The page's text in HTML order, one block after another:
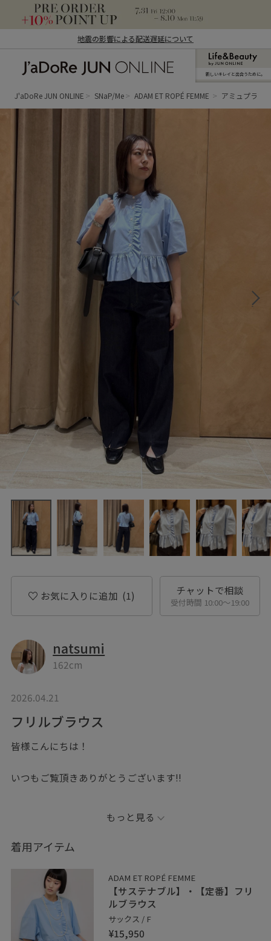
地震の影響による配送遅延について
ン オンライン）
新しいキレイと出合うために。
J'aDoRe JUN ONLINE SNaP/Me ADAM ET ROPÉ FEMME アミュプラザ
お気に入りに追加 (1) チャットで相談
受付時間 10:00〜19:00
natsumi
162cm
2026.04.21
フリルブラウス
皆様こんにちは！
いつもご覧頂きありがとうございます‼︎
1枚で着映えするデザイン。
オンオフで着こなしができます☺︎
ボトムの雰囲気を変えるとお仕事でも着用出来ます
よ〜！
もっと見る
着用アイテム
ADAM ET ROPÉ FEMME
【サステナブル】・【定番】フリ
ルブラウス
サックス / F
¥15,950